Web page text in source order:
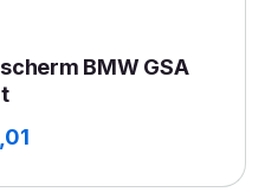
BMW GSA